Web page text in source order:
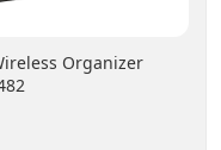
Organizer